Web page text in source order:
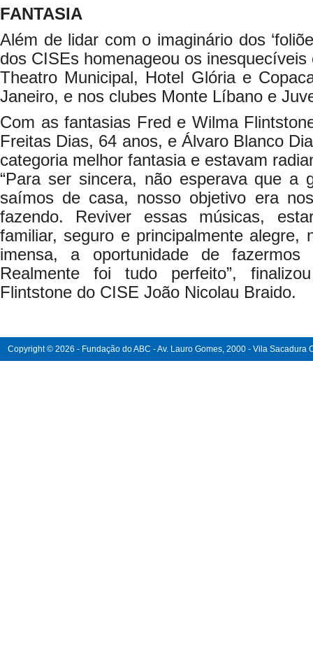
FANTASIA
Além de lidar com o imaginário dos
dos CISEs homenageou os
Theatro Municipal, Hotel Glória e
Janeiro, e nos clubes Monte Líbano e
Com as fantasias Fred e Wilma
Freitas Dias, 64 anos, e Álvaro Blanco
categoria melhor fantasia e estavam
“Para ser sincera, não esperava que a
saímos de casa, nosso objetivo era
fazendo. Reviver essas músicas,
familiar, seguro e principalmente alegre,
imensa, a oportunidade de fazermos
Realmente foi tudo perfeito”,
Flintstone do CISE João Nicolau Braido.
Copyright © 2026 - Fundação do ABC - Av. Lauro Gomes, 2000 - Vila